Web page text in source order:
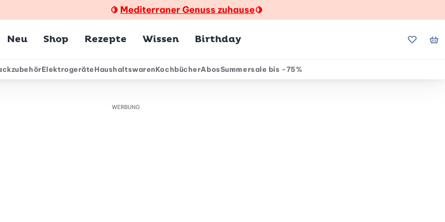
🍋 Mediterraner Genuss zuhause🍋
Neu Shop Rezepte Wissen Birthday Meine
ElektrogeräteHaushaltswarenKochbücherAbosSummersale bis -75%
WERBUNG